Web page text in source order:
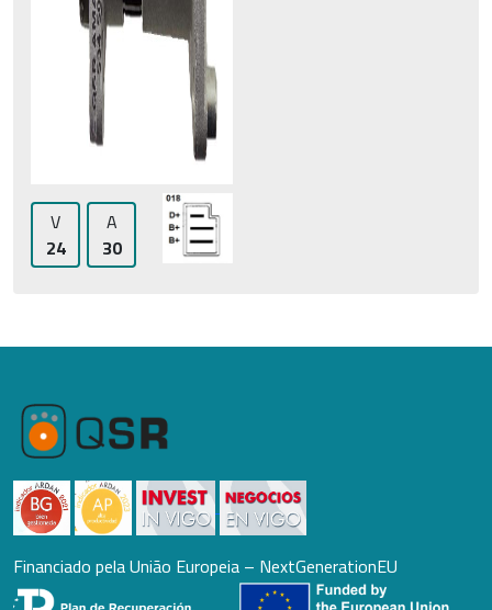
V
24
A
30
Financiado pela União Europeia – NextGenerationEU